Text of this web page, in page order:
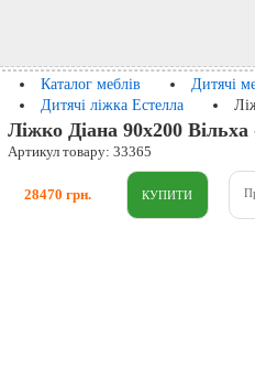
Каталог меблів Дитячі
Дитячі ліжка Естелла
Ліжко Діана 90x200 Вільха
Артикул товару: 33365
28470 грн.